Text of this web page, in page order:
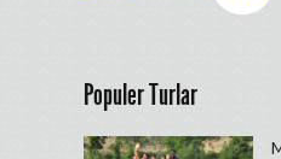
Populer Turlar